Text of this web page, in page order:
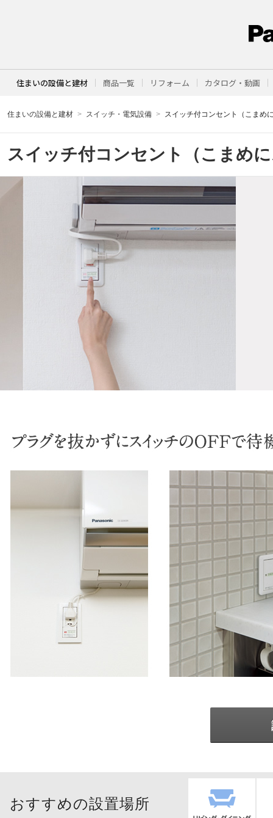
住まいの設備と建材 商品一覧 リフォーム カタログ・動画
住まいの設備と建材 スイッチ・電気設備 スイッチ付コンセント（こまめ
スイッチ付コンセント（こまめ
おすすめの設置場所